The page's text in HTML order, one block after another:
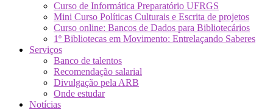
Curso de Informática Preparatório UFRGS
Mini Curso Políticas Culturais e Escrita de projetos
Curso online: Bancos de Dados para Bibliotecários
1º Bibliotecas em Movimento: Entrelaçando Saberes
Serviços
Banco de talentos
Recomendação salarial
Divulgação pela ARB
Onde estudar
Notícias